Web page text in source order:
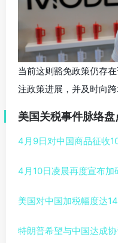
当前这则豁免政策仍存在
注政策进展，并及时向
美国关税事件脉络盘
4月9日对中国商品征收
4月10日凌晨再度宣布加
美国对中国加税幅度达
特朗普希望与中国达成